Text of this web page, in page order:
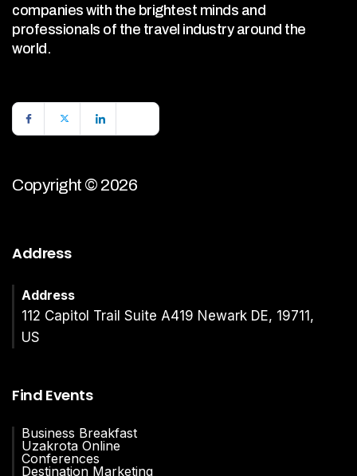
companies with the brightest minds and
professionals of the travel industry around the
world.
Copyright © 2026
Address
Address
112 Capitol Trail Suite A419 Newark DE, 19711,
US
Find Events
Business Breakfast
Uzakrota Online
Conferences
Destination Marketing